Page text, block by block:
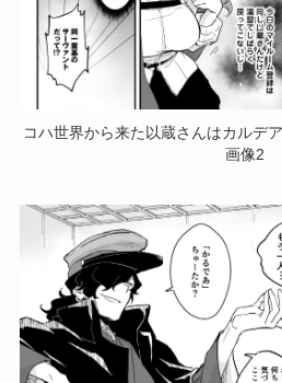
コハ世界から来た以蔵さんはカルデ
画像2